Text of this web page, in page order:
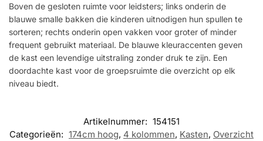
Boven de gesloten ruimte voor leidsters; links onderin de
blauwe smalle bakken die kinderen uitnodigen hun spullen te
sorteren; rechts onderin open vakken voor groter of minder
frequent gebruikt materiaal. De blauwe kleuraccenten geven
de kast een levendige uitstraling zonder druk te zijn. Een
doordachte kast voor de groepsruimte die overzicht op elk
niveau biedt.
Artikelnummer: 154151
Categorieën: 174cm hoog, 4 kolommen, Kasten, Overzicht